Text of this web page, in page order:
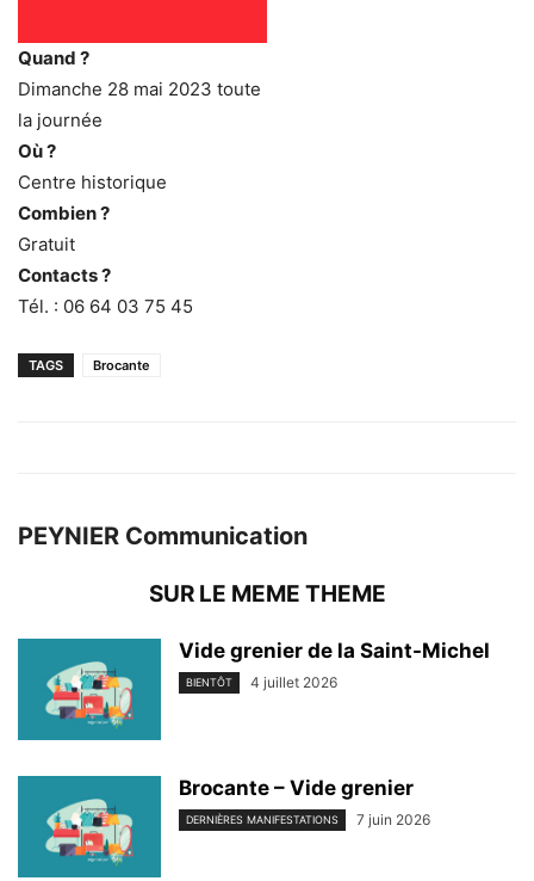
Quand ?
Dimanche 28 mai 2023 toute
la journée
Où ?
Centre historique
Combien ?
Gratuit
Contacts ?
Tél. : 06 64 03 75 45
TAGS Brocante
PEYNIER Communication
SUR LE MEME THEME
Vide grenier de la Saint-Michel
BIENTÔT 4 juillet 2026
Brocante – Vide grenier
DERNIÈRES MANIFESTATIONS 7 juin 2026